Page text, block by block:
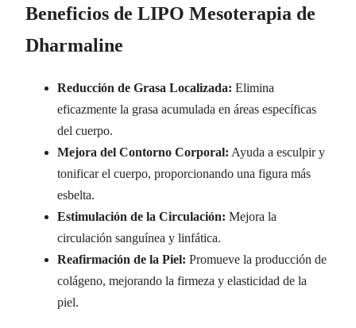
Beneficios de LIPO Mesoterapia de
Dharmaline
Reducción de Grasa Localizada: Elimina
eficazmente la grasa acumulada en áreas específicas
del cuerpo.
Mejora del Contorno Corporal: Ayuda a esculpir y
tonificar el cuerpo, proporcionando una figura más
esbelta.
Estimulación de la Circulación: Mejora la
circulación sanguínea y linfática.
Reafirmación de la Piel: Promueve la producción de
colágeno, mejorando la firmeza y elasticidad de la
piel.